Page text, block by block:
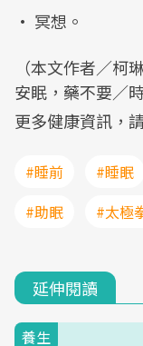
• 冥想。
（本文作者／
安眠，藥不要／
更多健康資訊，
#睡前 #睡眠
#助眠
#太極
延伸閱讀
養生